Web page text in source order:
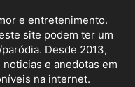
e entretenimento.
site podem ter um
Desde 2013,
e anedotas em
na internet.